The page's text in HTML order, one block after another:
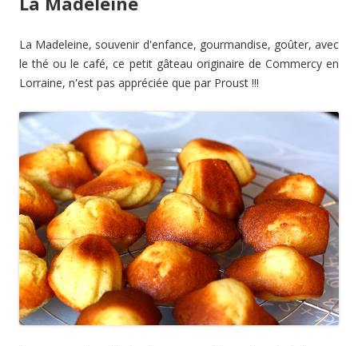
La Madeleine, souvenir d'enfance, gourmandise, goûter, avec
le thé ou le café, ce petit gâteau originaire de Commercy en
Lorraine, n'est pas appréciée que par Proust !!!